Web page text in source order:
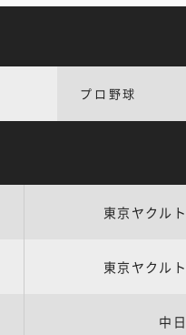
プロ野球
東京ヤクルト
東京ヤクルト
中日